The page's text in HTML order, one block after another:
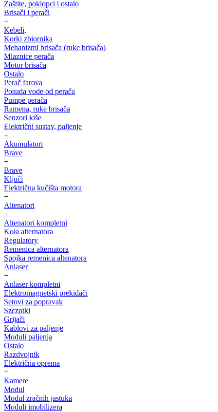
Zaštite, poklopci i ostalo
Brisači i perači
+
Kebeli,
Korki zbiornika
Mehanizmi brisača (ruke brisača)
Mlaznice perača
Motor brisača
Ostalo
Perač farova
Posuda vode od perača
Pumpe perača
Ramena, ruke brisača
Senzori kiše
Električni sustav, paljenje
+
Akumulatori
Brave
+
Brave
Ključi
Električna kučišta motora
+
Altenatori
+
Altenatori kompletni
Koła alternatora
Regulatory
Remenica alternatora
Spojka remenica altenatora
Anlaser
+
Anlaser kompletni
Elektromagnetski prekidači
Setovi za popravak
Szczotki
Grijači
Kablovi za paljenje
Moduli paljenja
Ostalo
Razdvojnik
Električna oprema
+
Kamere
Modul
Modul zračnih jastuka
Moduli imobilizera